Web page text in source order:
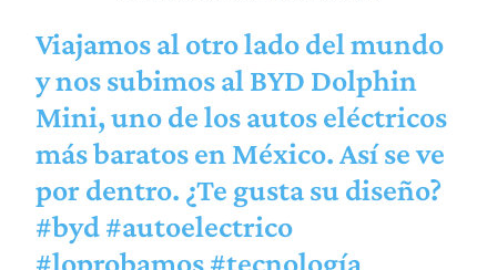
Viajamos al otro lado del mundo
y nos subimos al BYD Dolphin
Mini, uno de los autos eléctricos
más baratos en México. Así se ve
por dentro. ¿Te gusta su diseño?
#byd#autoelectrico
#loprobamos#tecnología